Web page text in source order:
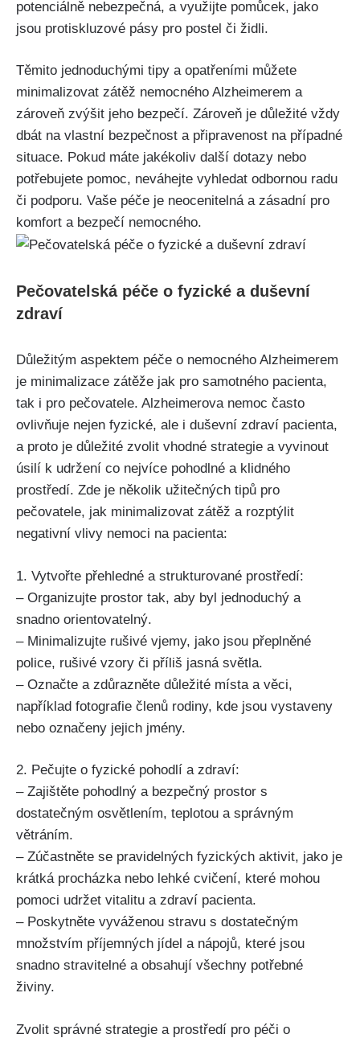
potenciálně nebezpečná, a využijte pomůcek, jako
jsou protiskluzové pásy pro postel či židli.
Těmito jednoduchými tipy a opatřeními můžete
minimalizovat zátěž nemocného Alzheimerem a
zároveň zvýšit jeho bezpečí. Zároveň je důležité vždy
dbát na vlastní bezpečnost a připravenost na případné
situace. Pokud máte jakékoliv další dotazy nebo
potřebujete pomoc, neváhejte vyhledat odbornou radu
či podporu. Vaše péče je neocenitelná a zásadní pro
komfort a bezpečí nemocného.
Pečovatelská péče o fyzické a duševní
zdraví
Důležitým aspektem péče o nemocného Alzheimerem
je minimalizace zátěže jak pro samotného pacienta,
tak i pro pečovatele. Alzheimerova nemoc často
ovlivňuje nejen fyzické, ale i duševní zdraví pacienta,
a proto je důležité zvolit vhodné strategie a vyvinout
úsilí k udržení co nejvíce pohodlné a klidného
prostředí. Zde je několik užitečných tipů pro
pečovatele, jak minimalizovat zátěž a rozptýlit
negativní vlivy nemoci na pacienta:
1. Vytvořte přehledné a strukturované prostředí:
– Organizujte prostor tak, aby byl jednoduchý a
snadno orientovatelný.
– Minimalizujte rušivé vjemy, jako jsou přeplněné
police, rušivé vzory či příliš jasná světla.
– Označte a zdůrazněte důležité místa a věci,
například fotografie členů rodiny, kde jsou vystaveny
nebo označeny jejich jmény.
2. Pečujte o fyzické pohodlí a zdraví:
– Zajištěte pohodlný a bezpečný prostor s
dostatečným osvětlením, teplotou a správným
větráním.
– Zúčastněte se pravidelných fyzických aktivit, jako je
krátká procházka nebo lehké cvičení, které mohou
pomoci udržet vitalitu a zdraví pacienta.
– Poskytněte vyváženou stravu s dostatečným
množstvím příjemných jídel a nápojů, které jsou
snadno stravitelné a obsahují všechny potřebné
živiny.
Zvolit správné strategie a prostředí pro péči o